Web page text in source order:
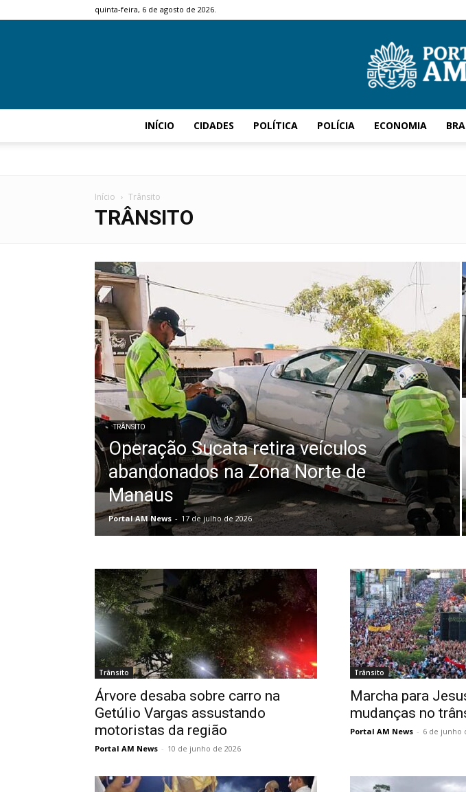
quinta-feira, 6 de agosto de 2026.
INÍCIO CIDADES POLÍTICA POLÍCIA ECONOMIA
Início Trânsito
TRÂNSITO
TRÂNSITO
Operação Sucata retira veículos
abandonados na Zona Norte de
Manaus
Portal AM News - 17 de julho de 2026
Trânsito
Árvore desaba sobre carro na
Getúlio Vargas assustando
motoristas da região
Portal AM News - 10 de junho de 2026
Trânsito
Marcha para
mudanças no
Portal AM News - 6 de junho